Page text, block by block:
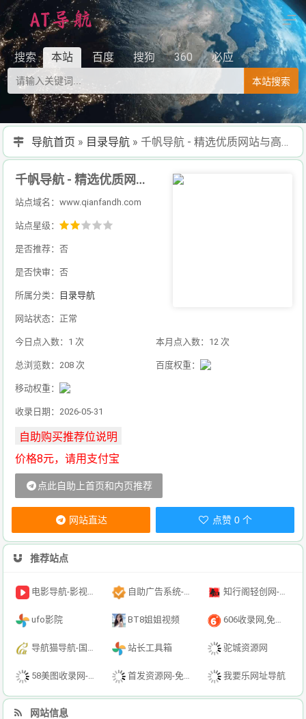
搜索 本站 百度 搜狗 360 必应
本站搜索
导航首页 » 目录导航» 千帆导航 - 精选优质网站与高效工具的纯净导航平台
千帆导航 - 精选优质网站与高效工具的纯净导航平台
站点域名：www.qianfandh.com
站点星级：
是否推荐：否
是否快审：否
所属分类： 目录导航
网站状态：正常
今日点入数：1 次 本月点入数：12 次
总浏览数：208 次 百度权重：
移动权重：
收录日期：2026-05-31
价格8元，请用支付宝
点此自助上首页和内页推荐
网站直达 点赞 0 个
推荐站点
电影导航-影视导航-电影搜索-影视搜索-电影站收录 自助广告系统-自助广告源码-自助投放广告插件 知行阁轻创网-分享网络赚钱项目-全网首发副业项目实操平台-副业创业项目网
ufo影院 BT8姐姐视频 606收录网,免费自动秒收录网址,提供自动收录,网站导航大全源码,自动链,友情链接交换。
导航猫导航-国内专业的技术资源网分类平台 站长工具箱 驼城资源网
58美图收录网-自动收录网站-流量交换-自动链 首发资源网-免费资源下载-最新php源码下载-热门资源下载 我要乐网址导航
网站信息